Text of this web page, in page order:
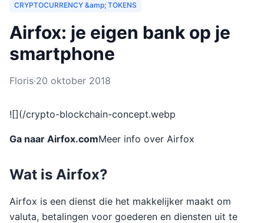
CRYPTOCURRENCY &amp; TOKENS
Airfox: je eigen bank op je
smartphone
Floris·20 oktober 2018
![](/crypto-blockchain-concept.webp
Ga naar Airfox.comMeer info over Airfox
Wat is Airfox?
Airfox is een dienst die het makkelijker maakt om
valuta, betalingen voor goederen en diensten uit te